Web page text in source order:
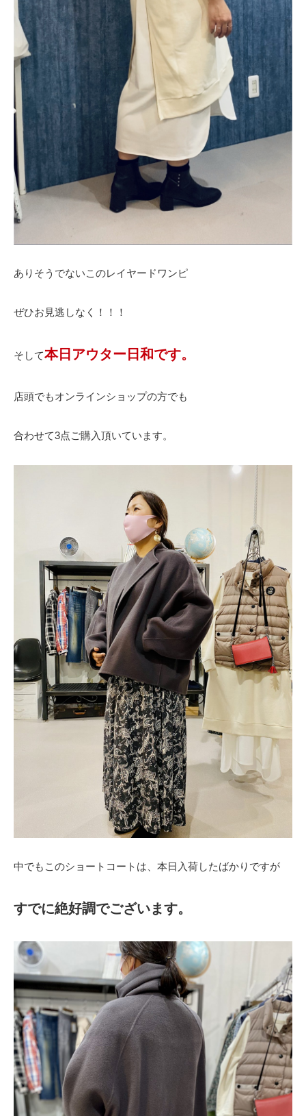
ありそうでないこのレイヤードワンピ
ぜひお見逃しなく！！！
そして本日アウター日和です。
店頭でもオンラインショップの方でも
合わせて3点ご購入頂いています。
中でもこのショートコートは、本日入荷したばかりですが
すでに絶好調でございます。